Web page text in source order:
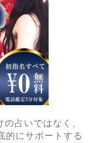
占いではなく、
的にサポートする